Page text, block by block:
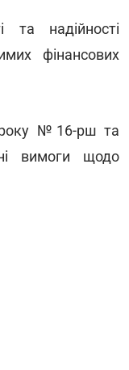
надійності
фінансових
року №16-рш та
вимоги щодо